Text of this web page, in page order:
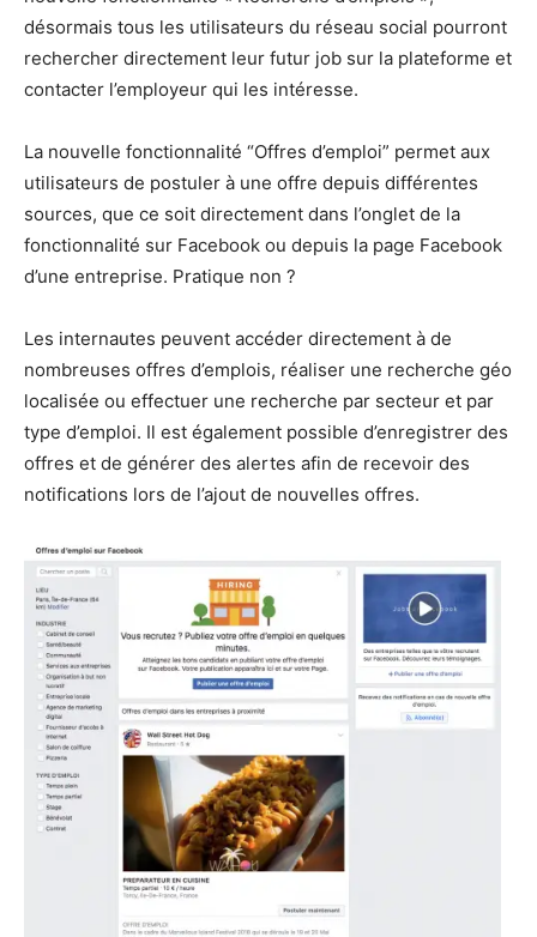
désormais tous les utilisateurs du réseau social pourront
rechercher directement leur futur job sur la plateforme et
contacter l’employeur qui les intéresse.
La nouvelle fonctionnalité “Offres d’emploi” permet aux
utilisateurs de postuler à une offre depuis différentes
sources, que ce soit directement dans l’onglet de la
fonctionnalité sur Facebook ou depuis la page Facebook
d’une entreprise. Pratique non ?
Les internautes peuvent accéder directement à de
nombreuses offres d’emplois, réaliser une recherche géo
localisée ou effectuer une recherche par secteur et par
type d’emploi. Il est également possible d’enregistrer des
offres et de générer des alertes afin de recevoir des
notifications lors de l’ajout de nouvelles offres.